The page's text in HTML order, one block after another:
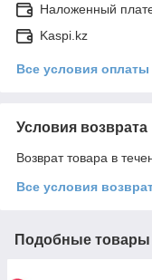
Наложенный
Kaspi.kz
Все условия оплаты
Условия возврата
Возврат товара в
Все условия
Подобные товары